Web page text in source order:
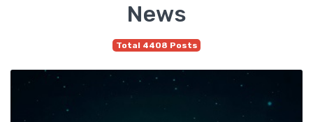
News
Total 4408 Posts